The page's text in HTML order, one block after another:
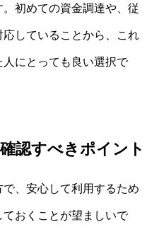
初めての資金調達や、従
していることから、これ
にとっても良い選択で
認すべきポイント
、安心して利用するため
おくことが望ましいで